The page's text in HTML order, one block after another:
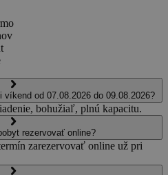
od 07.08.2026 do 09.08.2026?
bohužiaľ, plnú kapacitu.
rezervovať online?
zarezervovať online už pri